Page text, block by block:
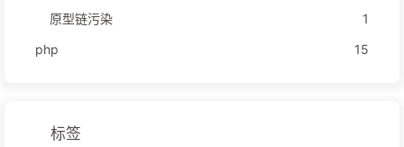
原型链污染
1
php
15
标签